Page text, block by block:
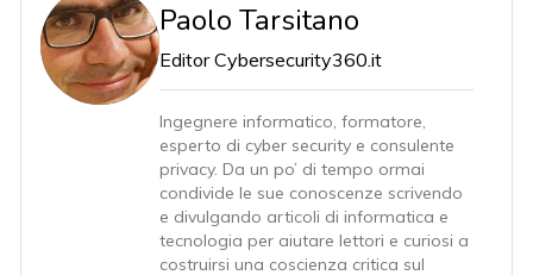
Paolo Tarsitano
Editor Cybersecurity360.it
Ingegnere informatico, formatore,
esperto di cyber security e consulente
privacy. Da un po’ di tempo ormai
condivide le sue conoscenze scrivendo
e divulgando articoli di informatica e
tecnologia per aiutare lettori e curiosi a
costruirsi una coscienza critica sul